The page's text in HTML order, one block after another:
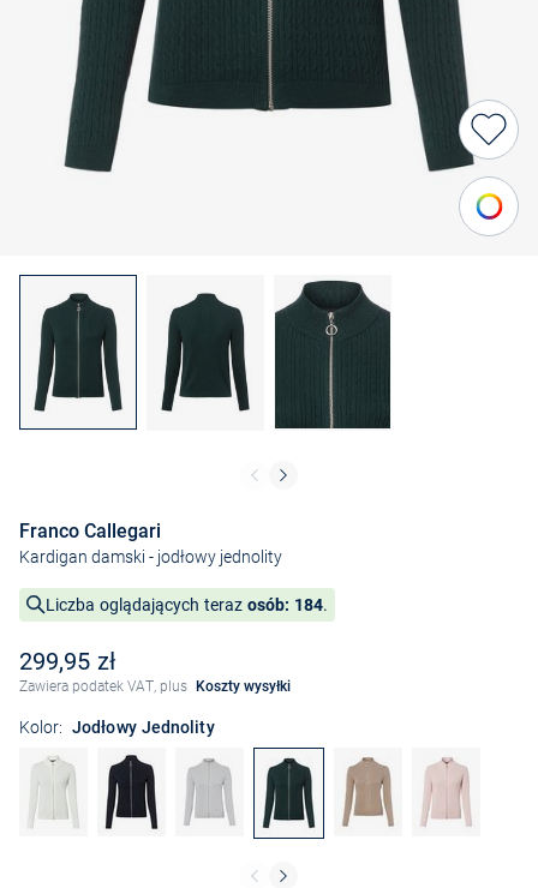
Franco Callegari
Kardigan damski - jodłowy jednolity
Liczba oglądających teraz osób: 184.
299,95 zł
Zawiera podatek VAT, plus Koszty wysyłki
Kolor: Jodłowy Jednolity